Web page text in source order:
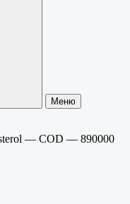
Меню
— COD — 890000